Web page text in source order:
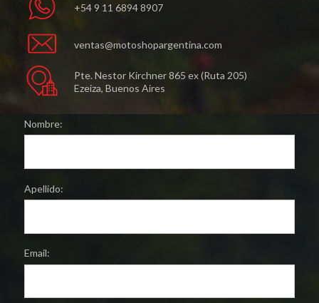
+54 9 11 6894 8907
ventas@motoshopargentina.com
Pte. Nestor Kirchner 865 ex (Ruta 205)
Ezeiza, Buenos Aires
Nombre:
Apellido:
Email: